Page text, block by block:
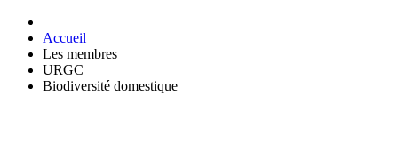
Accueil
Les membres
URGC
Biodiversité domestique